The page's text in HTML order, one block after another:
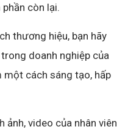
còn lại.
thương hiệu, bạn hãy
doanh nghiệp của
một cách sáng tạo, hấp
ảnh, video của nhân viên